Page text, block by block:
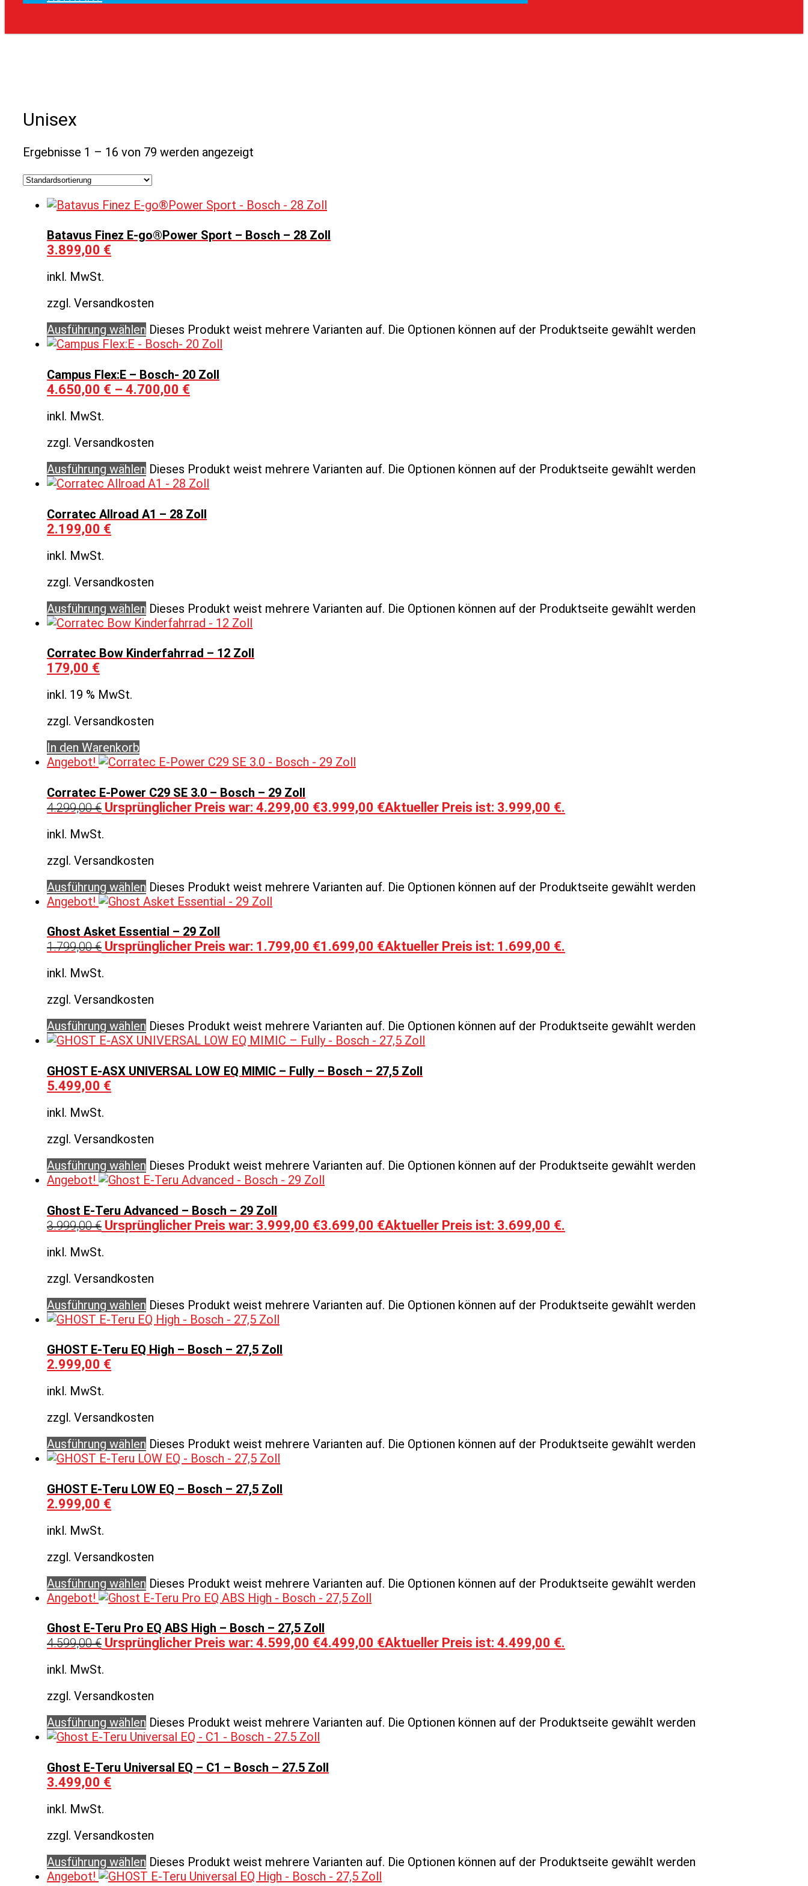
Unisex
Ergebnisse 1 – 16 von 79 werden angezeigt
Batavus Finez E-go®Power Sport – Bosch – 28 Zoll
3.899,00 €
inkl. MwSt.
zzgl. Versandkosten
Ausführung wählen Dieses Produkt weist mehrere Varianten auf. Die Optionen können auf der Produktseite gewählt werden
Campus Flex:E – Bosch- 20 Zoll
4.650,00 € – 4.700,00 €
inkl. MwSt.
zzgl. Versandkosten
Ausführung wählen Dieses Produkt weist mehrere Varianten auf. Die Optionen können auf der Produktseite gewählt werden
Corratec Allroad A1 – 28 Zoll
2.199,00 €
inkl. MwSt.
zzgl. Versandkosten
Ausführung wählen Dieses Produkt weist mehrere Varianten auf. Die Optionen können auf der Produktseite gewählt werden
Corratec Bow Kinderfahrrad – 12 Zoll
179,00 €
inkl. 19 % MwSt.
zzgl. Versandkosten
In den Warenkorb
Angebot!
Corratec E-Power C29 SE 3.0 – Bosch – 29 Zoll
4.299,00€ Ursprünglicher Preis war: 4.299,00 €3.999,00 €Aktueller Preis ist: 3.999,00 €.
inkl. MwSt.
zzgl. Versandkosten
Ausführung wählen Dieses Produkt weist mehrere Varianten auf. Die Optionen können auf der Produktseite gewählt werden
Angebot!
Ghost Asket Essential – 29 Zoll
1.799,00€ Ursprünglicher Preis war: 1.799,00 €1.699,00 €Aktueller Preis ist: 1.699,00 €.
inkl. MwSt.
zzgl. Versandkosten
Ausführung wählen Dieses Produkt weist mehrere Varianten auf. Die Optionen können auf der Produktseite gewählt werden
GHOST E-ASX UNIVERSAL LOW EQ MIMIC – Fully – Bosch – 27,5 Zoll
5.499,00 €
inkl. MwSt.
zzgl. Versandkosten
Ausführung wählen Dieses Produkt weist mehrere Varianten auf. Die Optionen können auf der Produktseite gewählt werden
Angebot!
Ghost E-Teru Advanced – Bosch – 29 Zoll
3.999,00€ Ursprünglicher Preis war: 3.999,00 €3.699,00 €Aktueller Preis ist: 3.699,00 €.
inkl. MwSt.
zzgl. Versandkosten
Ausführung wählen Dieses Produkt weist mehrere Varianten auf. Die Optionen können auf der Produktseite gewählt werden
GHOST E-Teru EQ High – Bosch – 27,5 Zoll
2.999,00 €
inkl. MwSt.
zzgl. Versandkosten
Ausführung wählen Dieses Produkt weist mehrere Varianten auf. Die Optionen können auf der Produktseite gewählt werden
GHOST E-Teru LOW EQ – Bosch – 27,5 Zoll
2.999,00 €
inkl. MwSt.
zzgl. Versandkosten
Ausführung wählen Dieses Produkt weist mehrere Varianten auf. Die Optionen können auf der Produktseite gewählt werden
Angebot!
Ghost E-Teru Pro EQ ABS High – Bosch – 27,5 Zoll
4.599,00€ Ursprünglicher Preis war: 4.599,00 €4.499,00 €Aktueller Preis ist: 4.499,00 €.
inkl. MwSt.
zzgl. Versandkosten
Ausführung wählen Dieses Produkt weist mehrere Varianten auf. Die Optionen können auf der Produktseite gewählt werden
Ghost E-Teru Universal EQ – C1 – Bosch – 27.5 Zoll
3.499,00 €
inkl. MwSt.
zzgl. Versandkosten
Ausführung wählen Dieses Produkt weist mehrere Varianten auf. Die Optionen können auf der Produktseite gewählt werden
Angebot!